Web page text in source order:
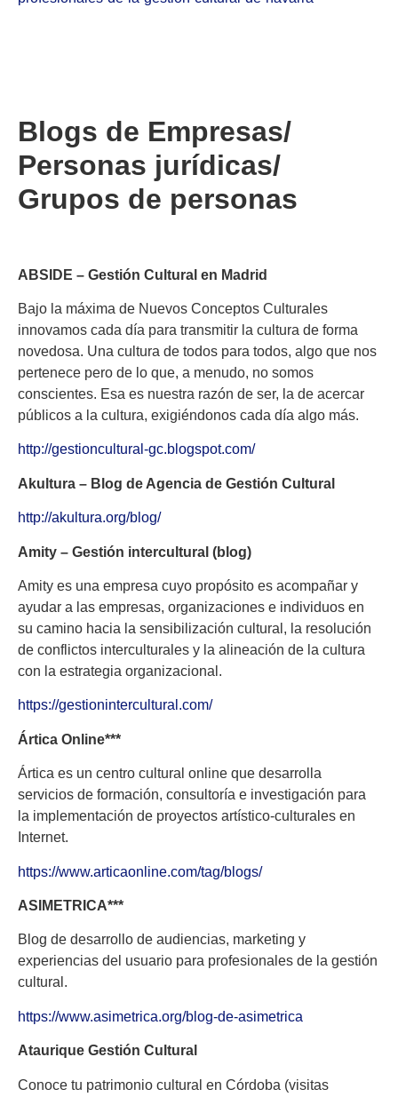
Blogs de Empresas/
Personas jurídicas/
Grupos de personas
ABSIDE – Gestión Cultural en Madrid
Bajo la máxima de Nuevos Conceptos Culturales
innovamos cada día para transmitir la cultura de forma
novedosa. Una cultura de todos para todos, algo que nos
pertenece pero de lo que, a menudo, no somos
conscientes. Esa es nuestra razón de ser, la de acercar
públicos a la cultura, exigiéndonos cada día algo más.
http://gestioncultural-gc.blogspot.com/
Akultura – Blog de Agencia de Gestión Cultural
http://akultura.org/blog/
Amity – Gestión intercultural (blog)
Amity es una empresa cuyo propósito es acompañar y
ayudar a las empresas, organizaciones e individuos en
su camino hacia la sensibilización cultural, la resolución
de conflictos interculturales y la alineación de la cultura
con la estrategia organizacional.
https://gestionintercultural.com/
Ártica Online***
Ártica es un centro cultural online que desarrolla
servicios de formación, consultoría e investigación para
la implementación de proyectos artístico-culturales en
Internet.
https://www.articaonline.com/tag/blogs/
ASIMETRICA***
Blog de desarrollo de audiencias, marketing y
experiencias del usuario para profesionales de la gestión
cultural.
https://www.asimetrica.org/blog-de-asimetrica
Ataurique Gestión Cultural
Conoce tu patrimonio cultural en Córdoba (visitas